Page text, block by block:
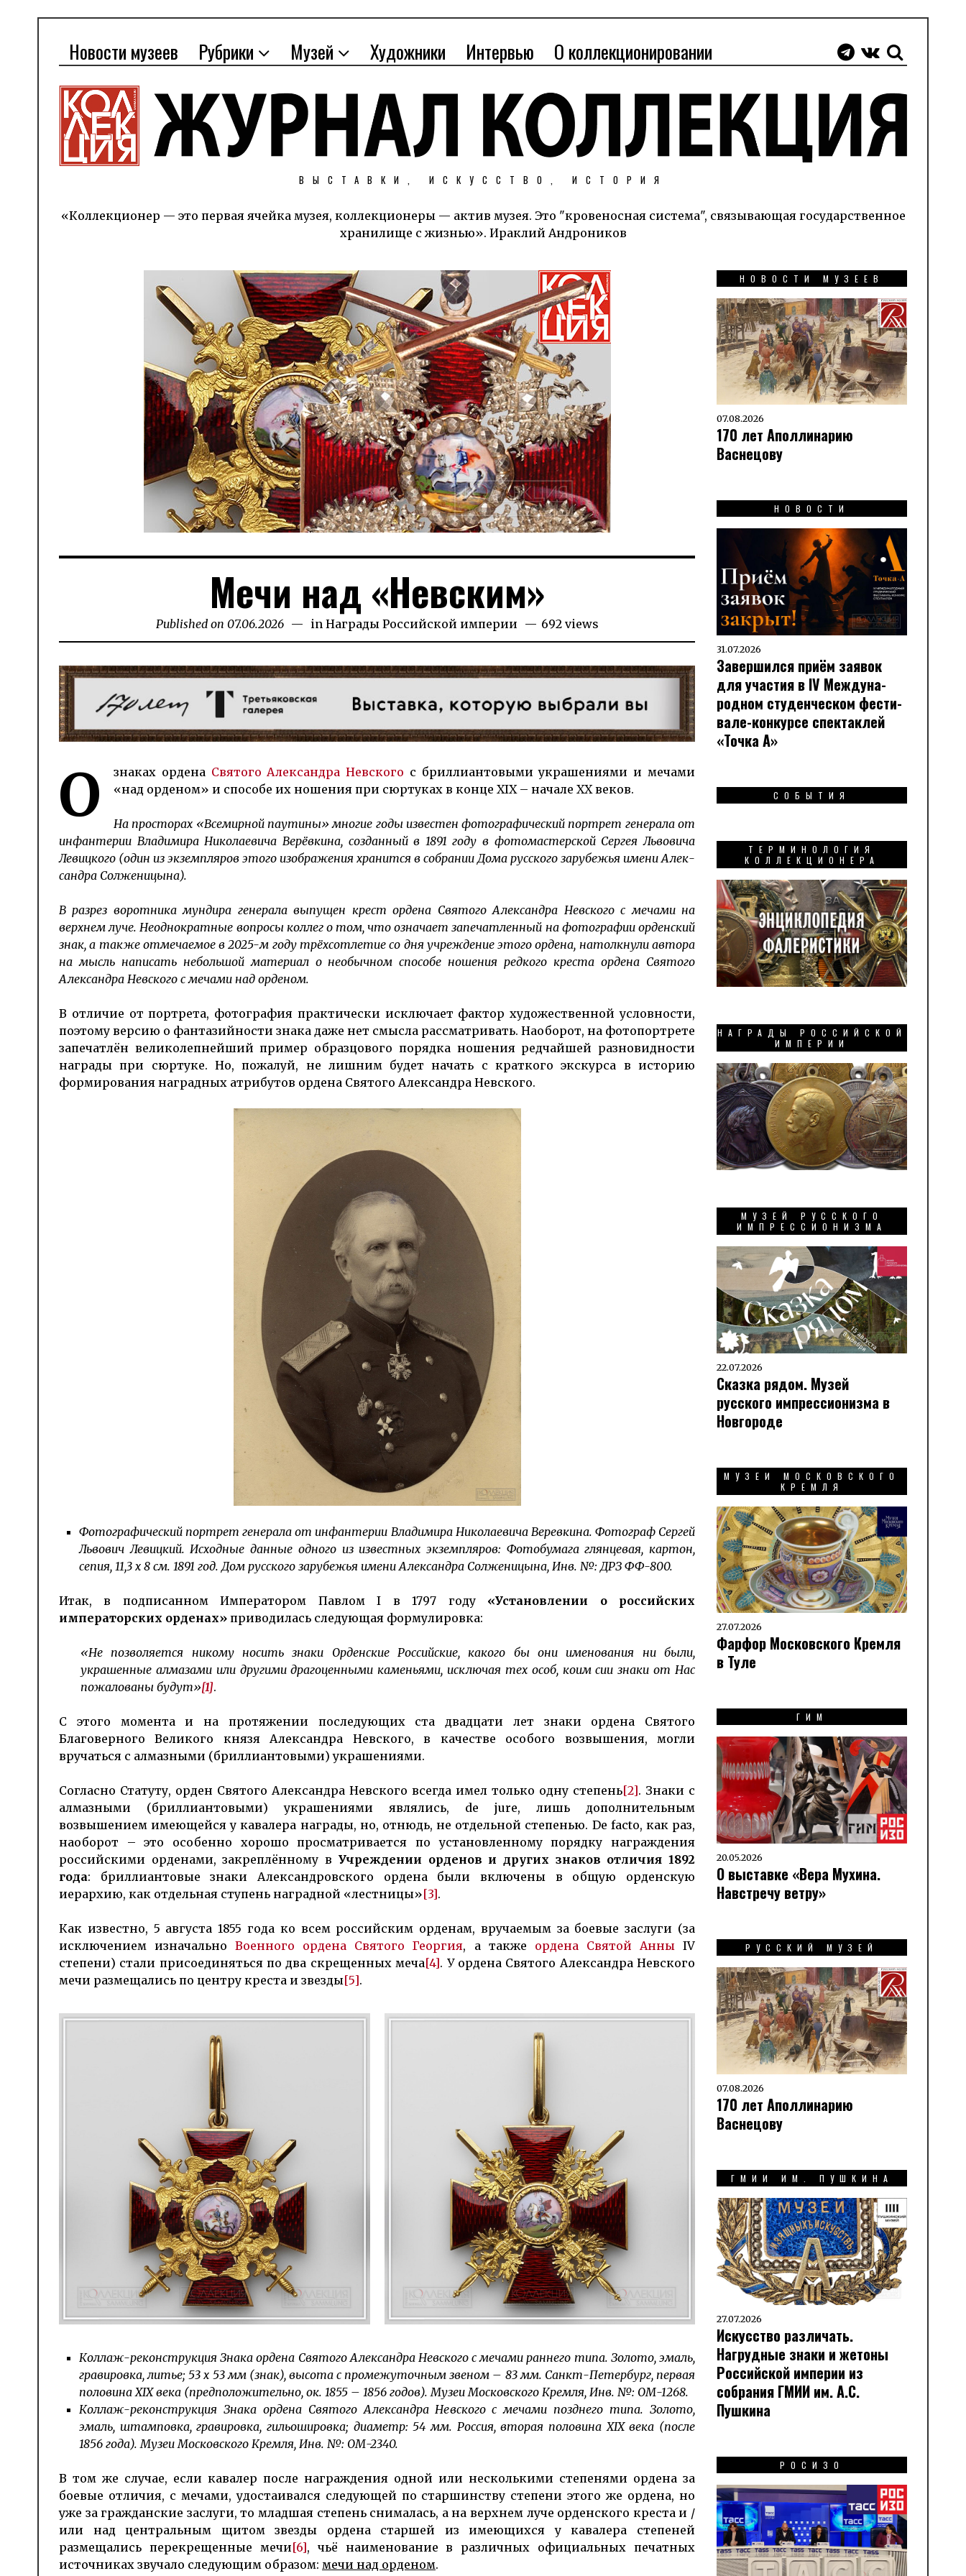
Новости музеев Рубрики Музей Художники Интервью О коллекционировании
ВЫСТАВКИ, ИСКУССТВО, ИСТОРИЯ
«Коллекционер — это первая ячейка музея, коллекционеры — актив музея. Это "кровеносная система", связывающая государственное
хранилище с жизнью». Ираклий Андроников
Мечи над «Невским»
Published on 07.06.202609.06.2026
in Награды Российской империи 692 views
О знаках ордена Святого Алек­сандра Нев­ского с брил­лиан­то­вы­ми ук­ра­ше­ния­ми и ме­ча­ми
«над ор­де­ном» и спо­со­бе их но­ше­ния при сюр­ту­ках в кон­це XIX – начале XX веков.
На просторах «Всемирной паутины» многие годы известен фотографический портрет генерала от
инфантерии Владимира Николаевича Верёвкина, созданный в 1891 году в фотомастерской Сергея Львовича
Левицкого (один из экземпляров этого изображения хранится в собрании Дома рус­ского зару­бежья име­ни Алек­
сандра Сол­женицына).
В разрез воротника мундира генерала выпущен крест ордена Святого Александра Невского с мечами на
верхнем луче. Неоднократные вопросы коллег о том, что означает запечатленный на фотографии орденский
знак, а также отмечаемое в 2025-м году трёхсотлетие со дня учреждение этого ордена, натолкнули автора
на мысль написать небольшой материал о необычном способе ношения редкого креста ордена Святого
Александра Невского с мечами над орденом.
В отличие от портрета, фотография практически исключает фактор художественной условности,
поэтому версию о фантазийности знака даже нет смысла рассматривать. Наоборот, на фотопортрете
запечатлён великолепнейший пример образцового порядка ношения редчайшей разновидности
награды при сюртуке. Но, пожалуй, не лишним будет начать с краткого экскурса в историю
формирования наградных атрибутов ордена Святого Александра Невского.
Фотографический портрет генерала от инфантерии Владимира Николаевича Веревкина. Фотограф Сергей
Львович Левицкий. Исходные данные одного из известных экземпляров: Фотобумага глянцевая, картон,
сепия, 11,3 х 8 см. 1891 год. Дом русского зарубежья имени Александра Солженицына, Инв. №: ДРЗ ФФ-800.
Итак, в подписанном Императором Павлом I в 1797 году «Установлении о российских
императорских орденах» приводилась следующая формулировка:
«Не позволяется никому носить знаки Орденские Российские, какого бы они именования ни были,
украшенные алмазами или другими драгоценными каменьями, исключая тех особ, коим сии знаки от Нас
пожалованы будут»[1].
С этого момента и на протяжении последующих ста двадцати лет знаки ордена Святого
Благоверного Великого князя Александра Невского, в качестве особого возвышения, могли
вручаться с алмазными (бриллиантовыми) украшениями.
Согласно Статуту, орден Святого Александра Невского всегда имел только одну степень[2]. Знаки с
алмазными (бриллиантовыми) украшениями являлись, de jure, лишь дополнительным
возвышением имеющейся у кавалера награды, но, отнюдь, не отдельной степенью. De facto, как раз,
наоборот – это особенно хорошо просматривается по установленному порядку награждения
российскими орденами, закреплённому в Учреждении орденов и других знаков отличия 1892
года: бриллиантовые знаки Александровского ордена были включены в общую орденскую
иерархию, как отдельная ступень наградной «лестницы»[3].
Как известно, 5 августа 1855 года ко всем российским орденам, вручаемым за боевые заслуги (за
исключением изначальноВоенного ордена Святого Георгия, а также ордена Святой АнныIV
степени) стали присоединяться по два скрещенных меча[4]. У ордена Святого Александра Невского
мечи размещались по центру креста и звезды[5].
Коллаж-реконструкция Знака ордена Святого Александра Невского с мечами раннего типа. Золото, эмаль,
гравировка, литье; 53 х 53 мм (знак), высота с промежуточным звеном – 83 мм. Санкт-Петербург, первая
половина XIX века (предположительно, ок. 1855 – 1856 годов). Музеи Московского Кремля, Инв. №: ОМ-1268.
Коллаж-реконструкция Знака ордена Святого Александра Невского с мечами позднего типа. Золото,
эмаль, штамповка, гравировка, гильошировка; диаметр: 54 мм. Россия, вторая половина XIX века (после
1856 года). Музеи Московского Кремля, Инв. №: ОМ-2340.
В том же случае, если кавалер после награждения одной или несколькими степенями ордена за
боевые отличия, с мечами, удостаивался следующей по старшинству степени этого же ордена, но
уже за гражданские заслуги, то младшая степень снималась, а на верхнем луче орденского креста и /
или над центральным щитом звезды ордена старшей из имеющихся у кавалера степеней
размещались перекрещенные мечи[6], чьё наименование в различных официальных печатных
источниках звучало следующим образом: мечи над орденом.
НОВОСТИ МУЗЕЕВ
07.08.2026
170 лет Аполлинарию
Васнецову
НОВОСТИ
31.07.2026
Завершился приём заявок
для участия в IV Меж­ду­на­
род­ном сту­ден­чес­ком фес­ти­
вале-кон­кур­се спек­таклей
«Точка А»
СОБЫТИЯ
ТЕРМИНОЛОГИЯ
КОЛЛЕКЦИОНЕРА
НАГРАДЫ РОССИЙСКОЙ
ИМПЕРИИ
МУЗЕЙ РУССКОГО
ИМПРЕССИОНИЗМА
22.07.2026
Сказка рядом. Музей
русского импрессионизма в
Новгороде
МУЗЕИ МОСКОВСКОГО
КРЕМЛЯ
27.07.2026
Фарфор Московского Кремля
в Туле
ГИМ
20.05.2026
О выставке «Вера Мухина.
Навстречу ветру»
РУССКИЙ МУЗЕЙ
07.08.2026
170 лет Аполлинарию
Васнецову
ГМИИ ИМ. ПУШКИНА
27.07.2026
Искусство различать.
Нагрудные знаки и жетоны
Российской империи из
собрания ГМИИ им. А.С.
Пушкина
РОСИЗО